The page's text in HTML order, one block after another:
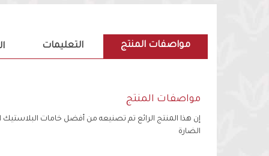
مواصفات المنتج التعليمات
مواصفات المنتج
إن هذا المنتج الرائع تم تصنيعه من أفضل خامات
الضارة